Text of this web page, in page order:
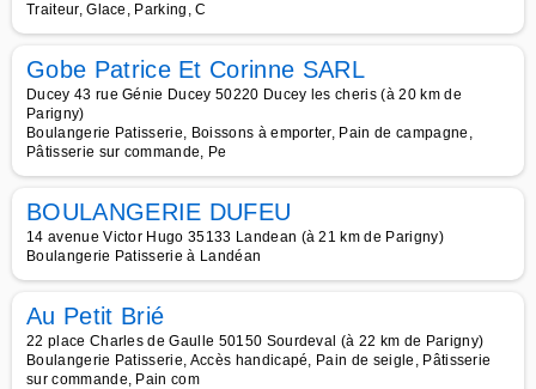
Traiteur, Glace, Parking, C
Gobe Patrice Et Corinne SARL
Ducey 43 rue Génie Ducey 50220 Ducey les cheris (à 20 km de
Parigny)
Boulangerie Patisserie, Boissons à emporter, Pain de campagne,
Pâtisserie sur commande, Pe
BOULANGERIE DUFEU
14 avenue Victor Hugo 35133 Landean (à 21 km de Parigny)
Boulangerie Patisserie à Landéan
Au Petit Brié
22 place Charles de Gaulle 50150 Sourdeval (à 22 km de Parigny)
Boulangerie Patisserie, Accès handicapé, Pain de seigle, Pâtisserie
sur commande, Pain com